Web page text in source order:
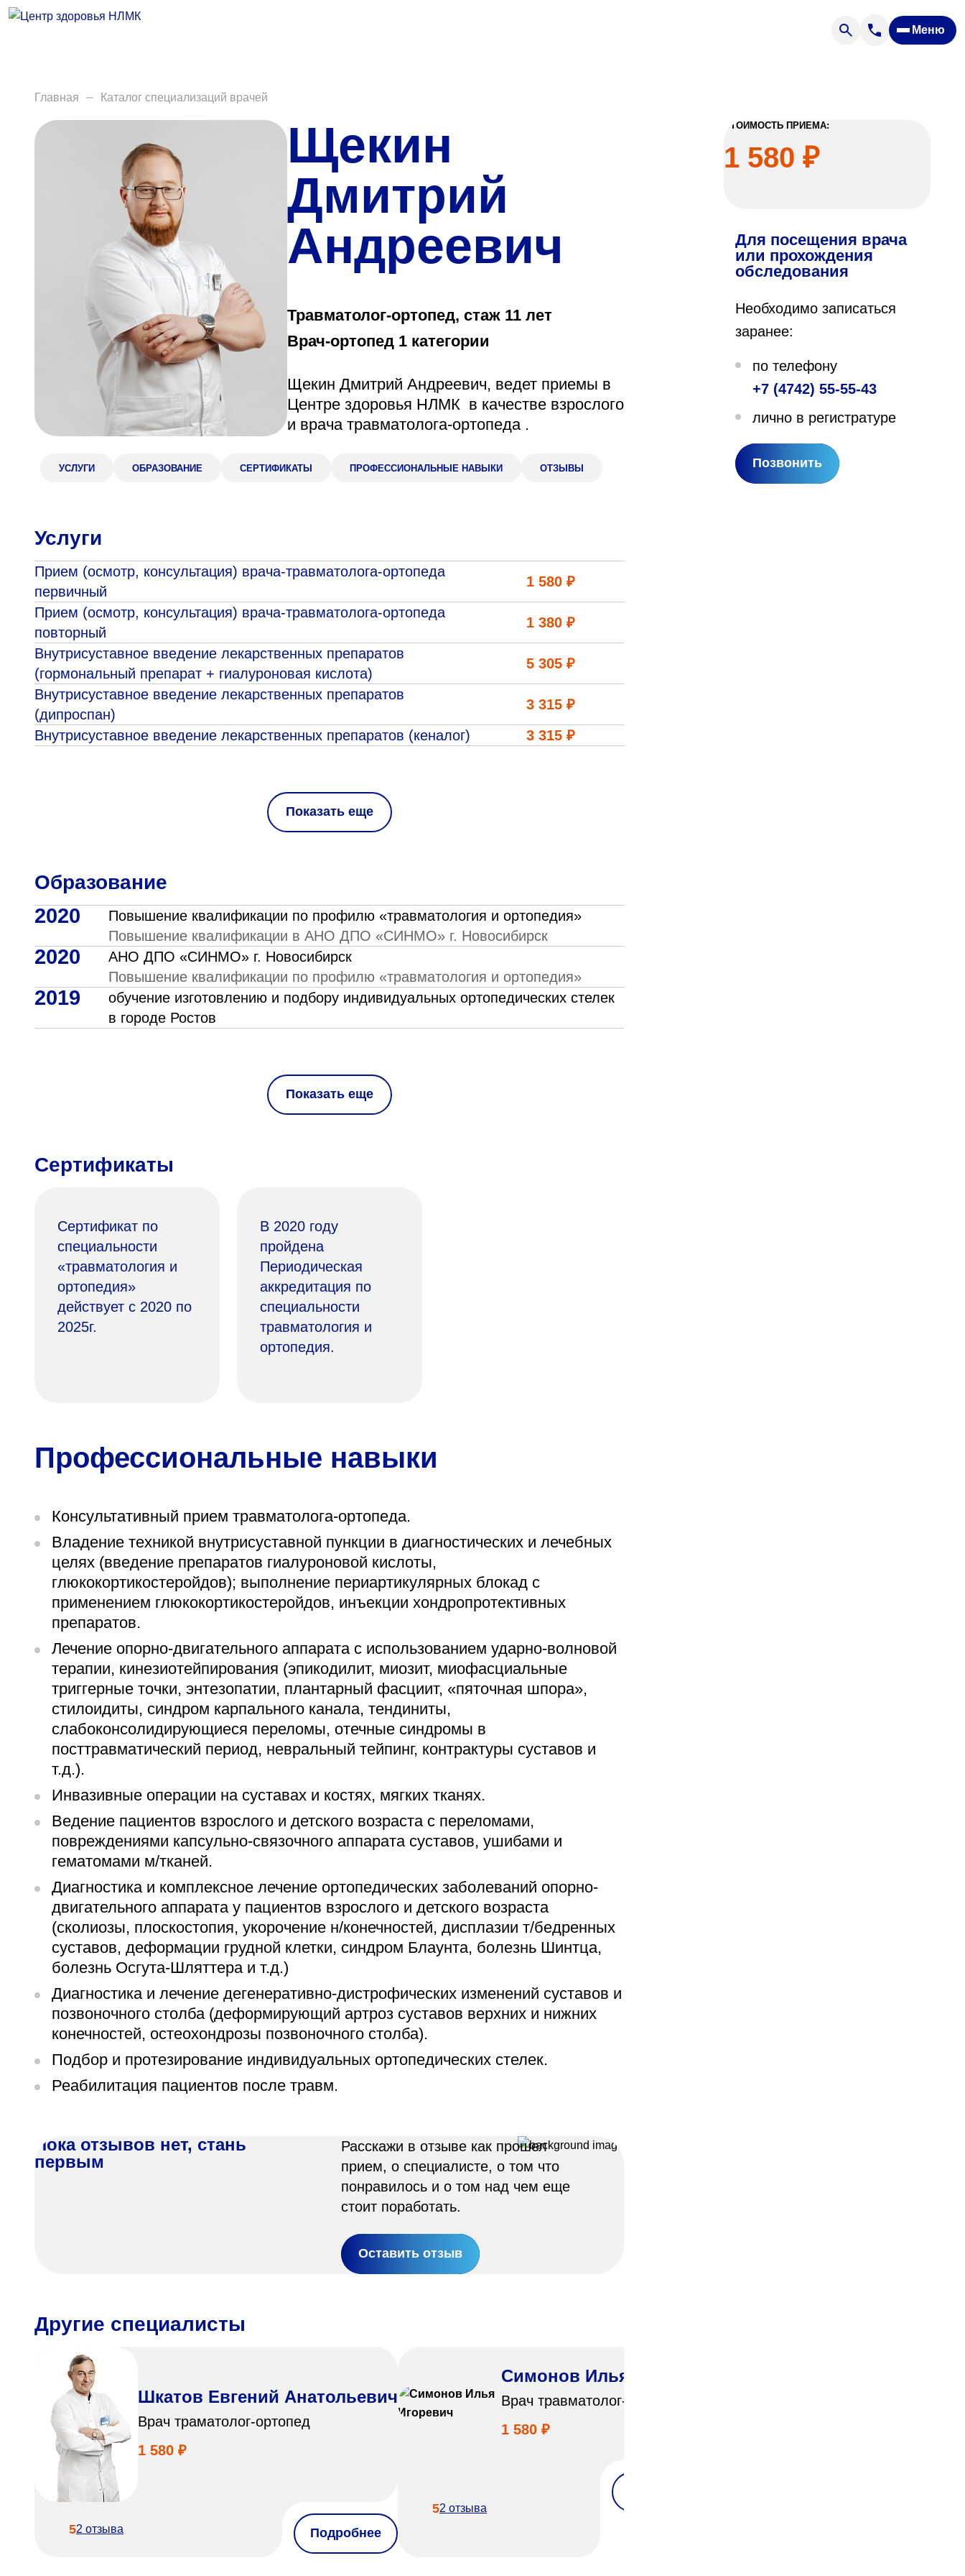
Меню
Анализы
Диагностика
Пациентам
Вакансии
Версия для слабовидящих
Центр здоровья НЛМК
398005, г. Липецк, пл. Металлургов, 1
Понедельник — пятница 7:30–20:00
Суббота 08:00–16:00
Санаторий-профилакторий «Парус»
Понедельник — четверг
08:00–16:45
перерыв 12:00–12:30
перерыв 12:00–12:30
Главная Каталог специализаций врачей
Щекин
Дмитрий
Андреевич
Травматолог-ортопед, стаж 11 лет
Врач-ортопед 1 категории
Щекин Дмитрий Андреевич, ведет приемы в
Центре здоровья НЛМК в качестве взрослого
и врача травматолога-ортопеда .
УСЛУГИ ОБРАЗОВАНИЕ СЕРТИФИКАТЫ ПРОФЕССИОНАЛЬНЫЕ НАВЫКИ ОТЗЫВЫ
Услуги
Прием (осмотр, консультация) врача-травматолога-ортопеда
первичный
1 580 ₽
Прием (осмотр, консультация) врача-травматолога-ортопеда
повторный
1 380 ₽
Внутрисуставное введение лекарственных препаратов
(гормональный препарат + гиалуроновая кислота)
5 305 ₽
Внутрисуставное введение лекарственных препаратов
(дипроспан)
3 315 ₽
Внутрисуставное введение лекарственных препаратов (кеналог)
3 315 ₽
Показать еще
Образование
2020
Повышение квалификации по профилю «травматология и ортопедия»
Повышение квалификации в АНО ДПО «СИНМО» г. Новосибирск
2020
АНО ДПО «СИНМО» г. Новосибирск
Повышение квалификации по профилю «травматология и ортопедия»
2019
обучение изготовлению и подбору индивидуальных ортопедических стелек
в городе Ростов
Показать еще
Сертификаты
Сертификат по
специальности
«травматология и
ортопедия»
действует с 2020 по
2025г.
В 2020 году
пройдена
Периодическая
аккредитация по
специальности
травматология и
ортопедия.
Профессиональные навыки
Консультативный прием травматолога-ортопеда.
Владение техникой внутрисуставной пункции в диагностических и лечебных
целях (введение препаратов гиалуроновой кислоты,
глюкокортикостеройдов); выполнение периартикулярных блокад с
применением глюкокортикостеройдов, инъекции хондропротективных
препаратов.
Лечение опорно-двигательного аппарата с использованием ударно-волновой
терапии, кинезиотейпирования (эпикодилит, миозит, миофасциальные
триггерные точки, энтезопатии, плантарный фасциит, «пяточная шпора»,
стилоидиты, синдром карпального канала, тендиниты,
слабоконсолидирующиеся переломы, отечные синдромы в
посттравматический период, невральный тейпинг, контрактуры суставов и
т.д.).
Инвазивные операции на суставах и костях, мягких тканях.
Ведение пациентов взрослого и детского возраста с переломами,
повреждениями капсульно-связочного аппарата суставов, ушибами и
гематомами м/тканей.
Диагностика и комплексное лечение ортопедических заболеваний опорно-
двигательного аппарата у пациентов взрослого и детского возраста
(сколиозы, плоскостопия, укорочение н/конечностей, дисплазии т/бедренных
суставов, деформации грудной клетки, синдром Блаунта, болезнь Шинтца,
болезнь Осгута-Шляттера и т.д.)
Диагностика и лечение дегенеративно-дистрофических изменений суставов и
позвоночного столба (деформирующий артроз суставов верхних и нижних
конечностей, остеохондрозы позвоночного столба).
Подбор и протезирование индивидуальных ортопедических стелек.
Реабилитация пациентов после травм.
Пока отзывов нет, стань
первым
Расскажи в отзыве как прошел
прием, о специалисте, о том что
понравилось и о том над чем еще
стоит поработать.
Оставить отзыв
Другие специалисты
Шкатов Евгений Анатольевич
Врач траматолог-ортопед
1 580 ₽
52 отзыва Подробнее
Симонов Илья Игоревич
Врач травматолог-ортопед
1 580 ₽
52 отзыва
СТОИМОСТЬ ПРИЕМА:
1 580 ₽
Для посещения врача
или прохождения
обследования
Необходимо записаться
заранее:
по телефону
+7 (4742) 55-55-43
лично в регистратуре
Позвонить